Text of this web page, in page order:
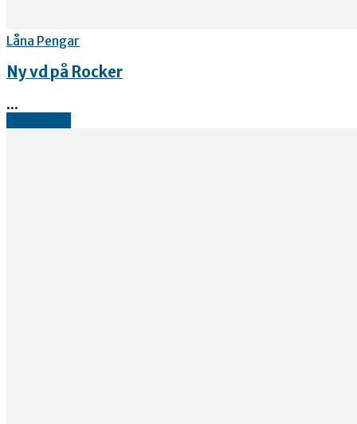
Låna Pengar
Ny vd på Rocker
...